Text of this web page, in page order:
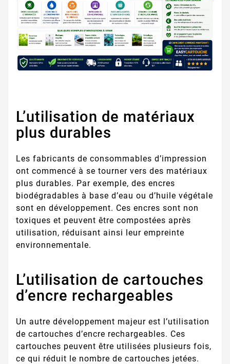
L’utilisation de matériaux
plus durables
Les fabricants de consommables d’impression
ont commencé à se tourner vers des matériaux
plus durables. Par exemple, des encres
biodégradables à base d’eau ou d’huile végétale
sont en développement. Ces encres sont non
toxiques et peuvent être compostées après
utilisation, réduisant ainsi leur empreinte
environnementale.
L’utilisation de cartouches
d’encre rechargeables
Un autre développement majeur est l’utilisation
de cartouches d’encre rechargeables. Ces
cartouches peuvent être utilisées plusieurs fois,
ce qui réduit le nombre de cartouches jetées.